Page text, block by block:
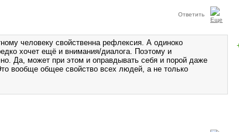
Ответить
человеку свойственна рефлексия. А одиноко
хочет ещё и внимания/диалога. Поэтому и
Да, может при этом и оправдывать себя и порой даже
вообще общее свойство всех людей, а не только